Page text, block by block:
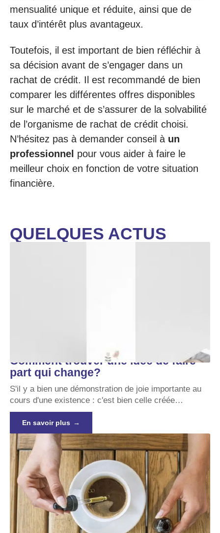
mensualité unique et réduite, ainsi que de
taux d’intérêt plus avantageux.
Toutefois, il est important de bien réfléchir à
sa décision avant de s’engager dans un
rachat de crédit. Il est recommandé de bien
comparer les différentes offres disponibles
sur le marché et de s’assurer de la solvabilité
de l’organisme de rachat de crédit choisi.
N’hésitez pas à demander conseil à un
professionnel pour vous aider à faire le
meilleur choix en fonction de votre situation
financière.
QUELQUES ACTUS
Comment trouver une idée de faire
part qui change?
S'il y a bien une démonstration de joie importante au
cours d'une existence : c'est bien celle créée…
En savoir plus